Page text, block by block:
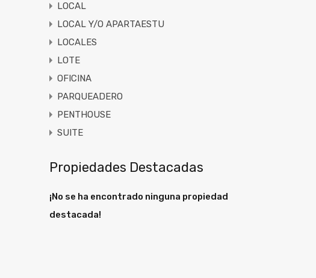
LOCAL
LOCAL Y/O APARTAESTU
LOCALES
LOTE
OFICINA
PARQUEADERO
PENTHOUSE
SUITE
Propiedades Destacadas
¡No se ha encontrado ninguna propiedad
destacada!